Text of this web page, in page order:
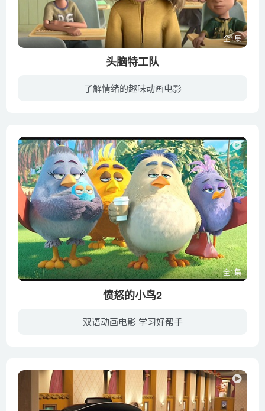
全1集
头脑特工队
了解情绪的趣味动画电影
全1集
愤怒的小鸟2
双语动画电影 学习好帮手